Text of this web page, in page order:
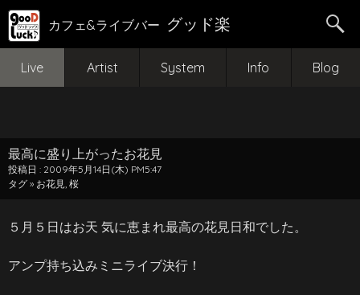
カフェ&ライブバー グッド楽
Live Artist System Info Blog
最高に盛り上がったお花見
投稿日 : 2009年5月14日(木) PM5:47
タグ » お花見, 桜
５月５日はお天 気に恵まれ最高の花見日和でした。
アンプ持ち込みミニライブ決行！